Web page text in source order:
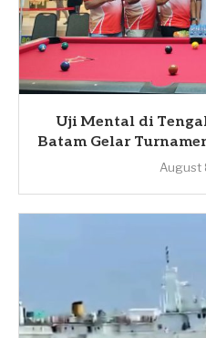
Uji Mental di
Batam Gelar
August